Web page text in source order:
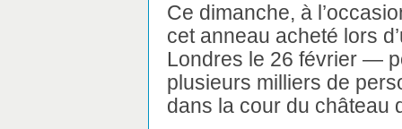
Ce dimanche, à
cet anneau acheté lors
Londres le 26 février —
plusieurs milliers de
dans la cour du château